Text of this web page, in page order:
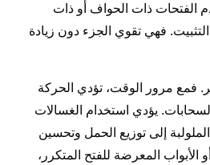
الفتحات ذات الحواف أو ذات
فهي تقوي الجزء دون زيادة
فمع مرور الوقت، تؤدي الحركة
يؤدي استخدام الغسالات
إلى توزيع الحمل وتحسين
الأبواب المعرضة للفتح المتكرر،